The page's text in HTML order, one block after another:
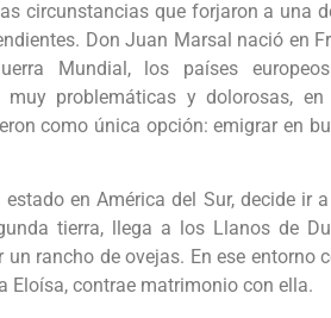
circunstancias que forjaron a una
Don Juan Marsal nació en
Mundial, los países europeos
problemáticas y dolorosas, en
como única opción: emigrar en
en América del Sur, decide ir
tierra, llega a los Llanos de
rancho de ovejas. En ese entorno
Eloísa, contrae matrimonio con ella.